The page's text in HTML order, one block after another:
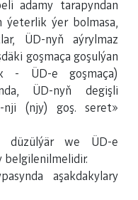
adamy tarapyndan
ýer bolmasa,
ÜD-nyň aýrylmaz
goşmaça goşulýan
- ÜD-e goşmaça)
ÜD-nyň degişli
nji (njy) goş. seret»
düzülýär we ÜD-e
belgilenilmelidir.
aşakdakylary